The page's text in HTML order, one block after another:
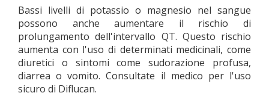
Bassi livelli di potassio o magnesio nel sangue
possono anche aumentare il rischio di
prolungamento dell'intervallo QT. Questo rischio
aumenta con l'uso di determinati medicinali, come
diuretici o sintomi come sudorazione profusa,
diarrea o vomito. Consultate il medico per l'uso
sicuro di Diflucan.